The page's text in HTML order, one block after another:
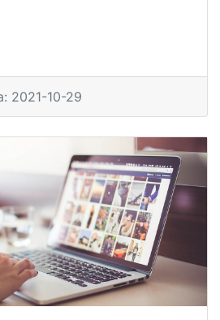
2021-10-29